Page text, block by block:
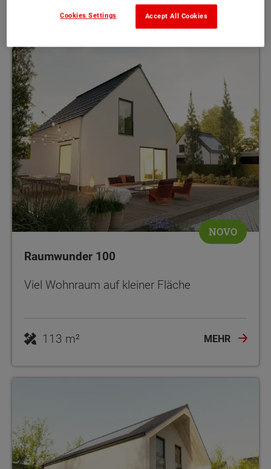
MEHR
NOVO
Raumwunder 100
Viel Wohnraum auf kleiner Fläche
113 m² MEHR
Accept All Cookies
Cookies Settings